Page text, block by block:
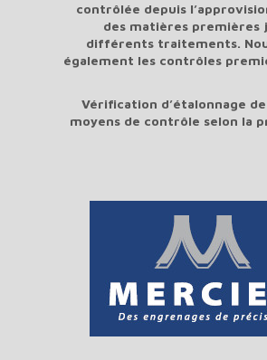
contrôlée depuis
des matières premières
différents traitements.
également les contrôles
Vérification d’étalonnage
moyens de contrôle selon la